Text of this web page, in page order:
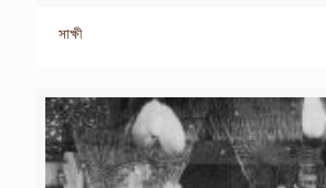
সাক্ষী